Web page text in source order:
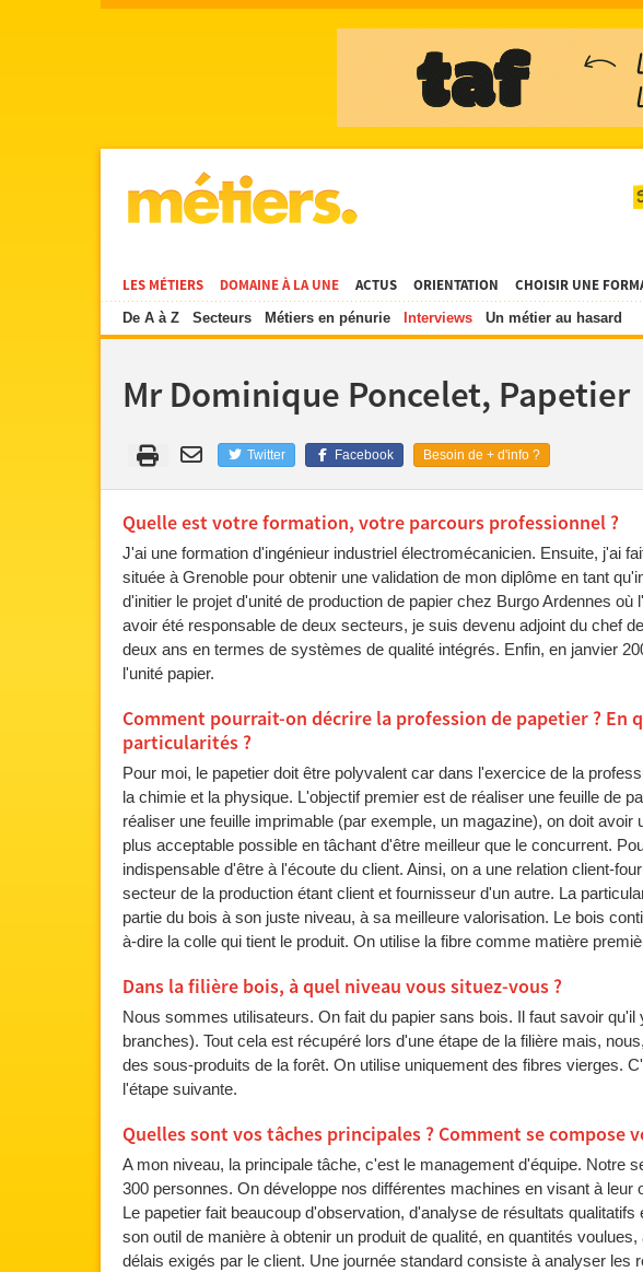
LES MÉTIERS
De A à Z Secteurs Métiers en pénurie Interviews Un métier au hasard
DOMAINE À LA UNE ACTUS ORIENTATION CHOISIR UNE
Mr Dominique Poncelet, Papetier
Twitter Facebook Besoin de + d'info ?
Quelle est votre formation, votre parcours professionnel ?
J'ai une formation d'ingénieur industriel électromécanicien. Ensuite, j'ai
située à Grenoble pour obtenir une validation de mon diplôme en tant
d'initier le projet d'unité de production de papier chez Burgo Ardennes où
avoir été responsable de deux secteurs, je suis devenu adjoint du chef
deux ans en termes de systèmes de qualité intégrés. Enfin, en janvier
l'unité papier.
Comment pourrait-on décrire la profession de papetier ? En
particularités ?
Pour moi, le papetier doit être polyvalent car dans l'exercice de la
la chimie et la physique. L'objectif premier est de réaliser une feuille de
réaliser une feuille imprimable (par exemple, un magazine), on doit
plus acceptable possible en tâchant d'être meilleur que le concurrent.
indispensable d'être à l'écoute du client. Ainsi, on a une relation client-
secteur de la production étant client et fournisseur d'un autre. La
partie du bois à son juste niveau, à sa meilleure valorisation. Le bois
à-dire la colle qui tient le produit. On utilise la fibre comme matière
Dans la filière bois, à quel niveau vous situez-vous ?
Nous sommes utilisateurs. On fait du papier sans bois. Il faut savoir
branches). Tout cela est récupéré lors d'une étape de la filière mais,
des sous-produits de la forêt. On utilise uniquement des fibres vierges.
l'étape suivante.
Quelles sont vos tâches principales ? Comment se compose
A mon niveau, la principale tâche, c'est le management d'équipe. Notre
300 personnes. On développe nos différentes machines en visant à leur
Le papetier fait beaucoup d'observation, d'analyse de résultats
son outil de manière à obtenir un produit de qualité, en quantités
délais exigés par le client. Une journée standard consiste à analyser les